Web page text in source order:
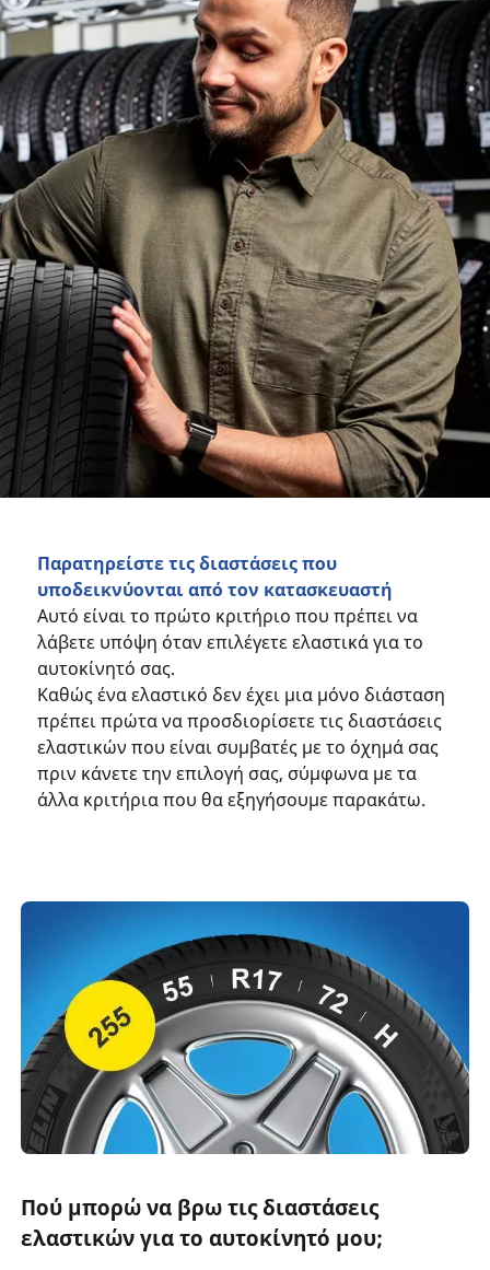
Παρατηρείστε τις διαστάσεις που
υποδεικνύονται από τον κατασκευαστή
Αυτό είναι το πρώτο κριτήριο που πρέπει να
λάβετε υπόψη όταν επιλέγετε ελαστικά για το
αυτοκίνητό σας.
Καθώς ένα ελαστικό δεν έχει μια μόνο διάσταση
πρέπει πρώτα να προσδιορίσετε τις διαστάσεις
ελαστικών που είναι συμβατές με το όχημά σας
πριν κάνετε την επιλογή σας, σύμφωνα με τα
άλλα κριτήρια που θα εξηγήσουμε παρακάτω.
Πού μπορώ να βρω τις διαστάσεις
ελαστικών για το αυτοκίνητό μου;